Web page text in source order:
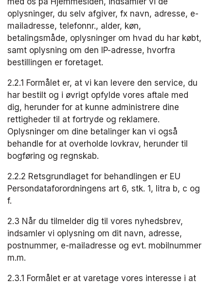
oplysninger, du selv afgiver, fx navn, adresse, e-
mailadresse, telefonnr., alder, køn,
betalingsmåde, oplysninger om hvad du har købt,
samt oplysning om den IP-adresse, hvorfra
bestillingen er foretaget.
2.2.1 Formålet er, at vi kan levere den service, du
har bestilt og i øvrigt opfylde vores aftale med​
dig, herunder for at kunne administrere dine
rettigheder til at fortryde og reklamere.
Oplysninger om dine betalinger kan vi også
behandle for at overholde lovkrav, herunder til
bogføring og regnskab.
2.2.2 Retsgrundlaget for behandlingen er EU
Persondataforordningens art 6, stk. 1, litra b, c og
f.​
2.3 Når du tilmelder dig til vores nyhedsbrev,
indsamler vi oplysning om dit navn, adresse,
postnummer, e-mailadresse og evt. mobilnummer
m.m.
2.3.1 Formålet er at varetage vores interesse i at